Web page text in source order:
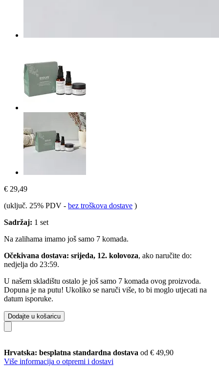
€ 29,49
(uključ. 25% PDV - bez troškova dostave )
Sadržaj: 1 set
Na zalihama imamo još samo 7 komada.
Očekivana dostava: srijeda, 12. kolovoza, ako naručite do:
nedjelja do 23:59.
U našem skladištu ostalo je još samo 7 komada ovog proizvoda.
Dopuna je na putu! Ukoliko se naruči više, to bi moglo utjecati na
datum isporuke.
Dodajte u košaricu
Hrvatska: besplatna standardna dostava od € 49,90
Više informacija o otpremi i dostavi